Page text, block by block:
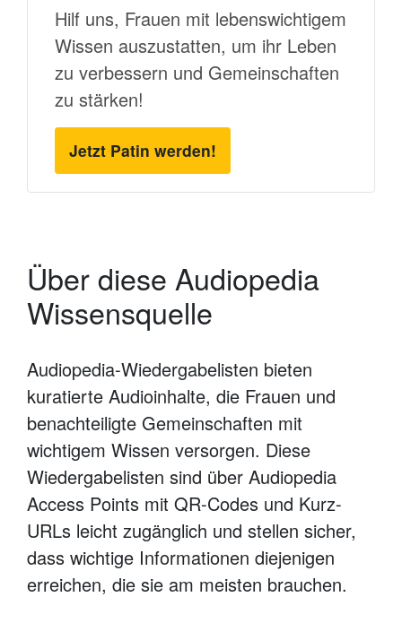
Hilf uns, Frauen mit lebenswichtigem
Wissen auszustatten, um ihr Leben
zu verbessern und Gemeinschaften
zu stärken!
Jetzt Patin werden!
Über diese Audiopedia
Wissensquelle
Audiopedia-Wiedergabelisten bieten
kuratierte Audioinhalte, die Frauen und
benachteiligte Gemeinschaften mit
wichtigem Wissen versorgen. Diese
Wiedergabelisten sind über Audiopedia
Access Points mit QR-Codes und Kurz-
URLs leicht zugänglich und stellen sicher,
dass wichtige Informationen diejenigen
erreichen, die sie am meisten brauchen.